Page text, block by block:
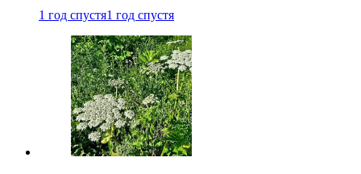
1 год спустя1 год спустя